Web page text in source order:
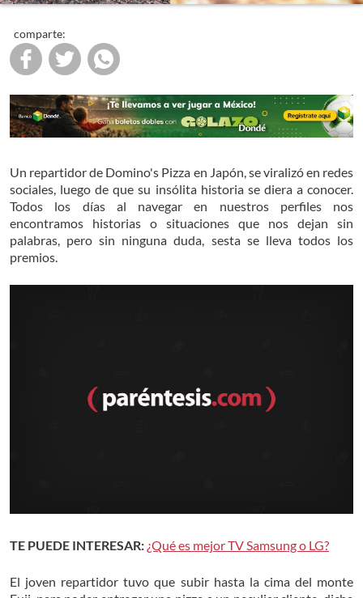
comparte:
Un repartidor de Domino's Pizza en Japón, se viralizó en redes
sociales, luego de que su insólita historia se diera a conocer.
Todos los días al navegar en nuestros perfiles nos
encontramos historias o situaciones que nos dejan sin
palabras, pero sin ninguna duda, sesta se lleva todos los
premios.
TE PUEDE INTERESAR: ¿Qué es mejor TV Samsung o LG?
El joven repartidor tuvo que subir hasta la cima del monte